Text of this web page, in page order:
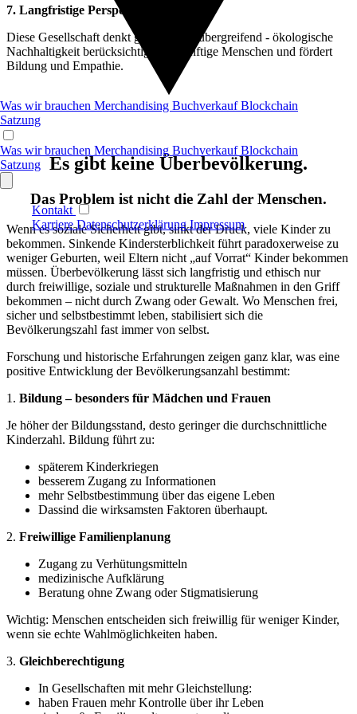
Was wir brauchen Merchandising BuchverkaufBlockchain
Satzung
Was wir brauchen Merchandising BuchverkaufBlockchain
Satzung
Kontakt
KarriereDatenschutzerklärungImpressum
7. Langfristige Perspektive
Diese Gesellschaft denkt generationenübergreifend - ökologische
Nachhaltigkeit berücksichtigen zukünftige Menschen und fördert
Bildung und Empathie.
Es gibt keine Überbevölkerung.
Das Problem ist nicht die Zahl der Menschen.
Wenn es soziale Sicherheit gibt, sinkt der Druck, viele Kinder zu
bekommen. Sinkende Kindersterblichkeit führt paradoxerweise zu
weniger Geburten, weil Eltern nicht „auf Vorrat“ Kinder bekommen
müssen. Überbevölkerung lässt sich langfristig und ethisch nur
durch freiwillige, soziale und strukturelle Maßnahmen in den Griff
bekommen – nicht durch Zwang oder Gewalt. Wo Menschen frei,
sicher und selbstbestimmt leben, stabilisiert sich die
Bevölkerungszahl fast immer von selbst.
Forschung und historische Erfahrungen zeigen ganz klar, was eine
positive Entwicklung der Bevölkerungsanzahl bestimmt:
1. Bildung – besonders für Mädchen und Frauen
Je höher der Bildungsstand, desto geringer die durchschnittliche
Kinderzahl. Bildung führt zu:
späterem Kinderkriegen
besserem Zugang zu Informationen
mehr Selbstbestimmung über das eigene Leben
Dassind die wirksamsten Faktoren überhaupt.
2. Freiwillige Familienplanung
Zugang zu Verhütungsmitteln
medizinische Aufklärung
Beratung ohne Zwang oder Stigmatisierung
Wichtig: Menschen entscheiden sich freiwillig für weniger Kinder,
wenn sie echte Wahlmöglichkeiten haben.
3. Gleichberechtigung
In Gesellschaften mit mehr Gleichstellung:
haben Frauen mehr Kontrolle über ihr Leben